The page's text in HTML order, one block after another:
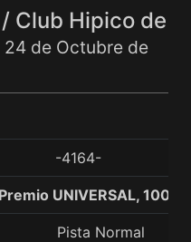
/ Club Hipico de
24 de Octubre de
-4164-
UNIVERSAL, 1000
Pista Normal